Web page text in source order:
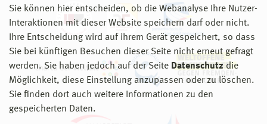
Sie können hier entscheiden, ob die Webanalyse Ihre Nutzer-
Interaktionen mit dieser Website speichern darf oder nicht.
Ihre Entscheidung wird auf ihrem Gerät gespeichert, so dass
Sie bei künftigen Besuchen dieser Seite nicht erneut gefragt
werden. Sie haben jedoch auf der Seite Datenschutz die
Möglichkeit, diese Einstellung anzupassen oder zu löschen.
Sie finden dort auch weitere Informationen zu den
gespeicherten Daten.